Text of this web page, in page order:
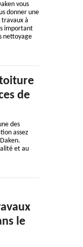
vous
donner une
travaux à
important
nettoyage
de
des
assez
et au
le